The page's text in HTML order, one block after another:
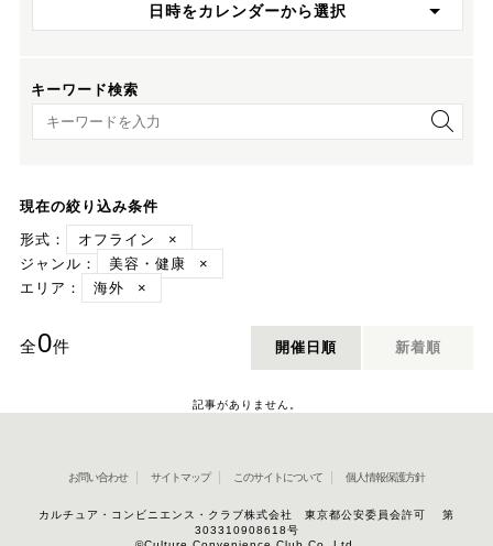
日時をカレンダーから選択
キーワード検索
キーワード検索
現在の絞り込み条件
形式：
オフライン
×
ジャンル：
美容・健康
×
エリア：
海外 ×
全0件 開催日順 新着順
記事がありません。
お問い合わせ サイトマップ このサイトについて 個人情報保護方針
カルチュア・コンビニエンス・クラブ株式会社 東京都公安委員会許可 第
303310908618号